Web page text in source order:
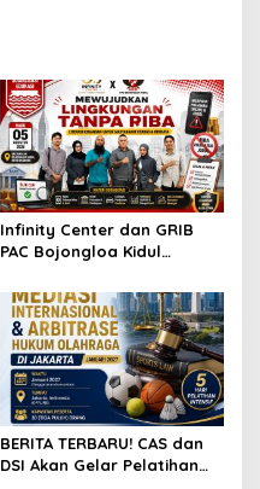
Infinity Center dan GRIB
PAC Bojongloa Kidul
Wujudkan Lingkungan
Tanpa Riba
BERITA TERBARU! CAS dan
DSI Akan Gelar Pelatihan